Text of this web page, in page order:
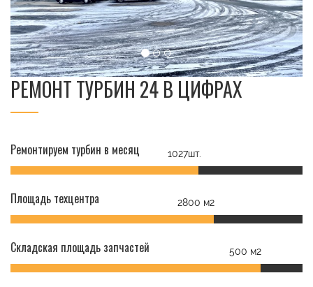
РЕМОНТ ТУРБИН 24 В ЦИФРАХ
Ремонтируем турбин в месяц 1027шт.
Площадь техцентра 2800 м2
Складская площадь запчастей 500 м2